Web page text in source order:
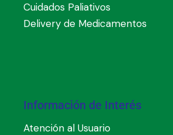
Cuidados Paliativos
Delivery de Medicamentos
Información de Interés
Atención al Usuario